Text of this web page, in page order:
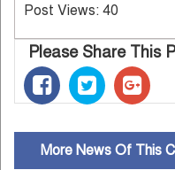
Post Views: 40
Please Share This
More News Of This